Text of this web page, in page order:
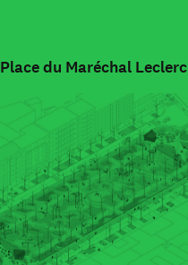
Place du Maréchal Leclerc